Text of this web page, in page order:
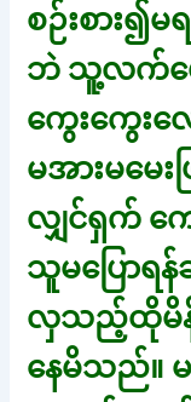
စဉ်းစား၍
ဘဲ သူ့လက်မော
ကွေးကွေးလ
မအားမမေ
လျှင်ရှက် က
သူမပြောရ
လှသည့်ထိုမိန်
နေမိသည်။